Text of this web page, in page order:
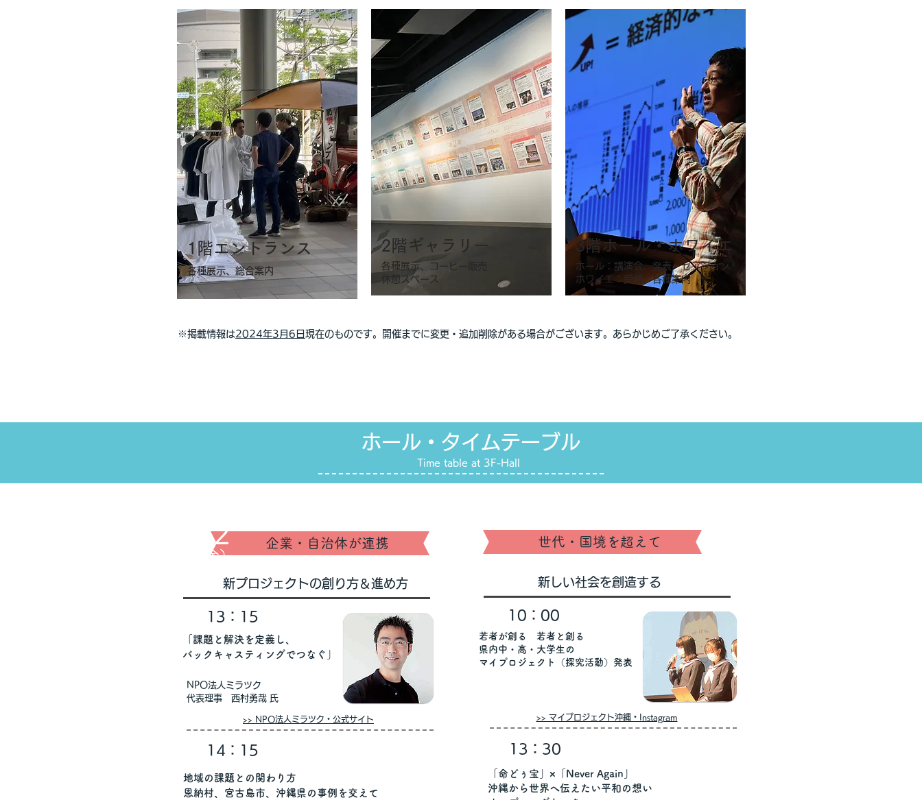
​1階エントランス
各種展示、総合案内
2階ギャラリー
各種展示、コーヒー販売
休憩スペース
​3階ホール・ホワイエ
ホール：講演会、発表・セッション
​ホワイエ：受付、各種案内
※掲載情報は2024年3月6日 現在のものです。開催までに変更・追加削除がある場合がございます。​あらかじめご了承ください。​
​ホール・タイムテーブル
Time table at 3F-Hall
企業・自治体が連携
​（金）
​（金）
​新プロジェクトの創り方＆進め方
13：15
「課題と解決を定義し、
バックキャスティングでつなぐ」
NPO法人ミラツク
代表理事 西村勇哉 氏
>> NPO法人ミラツク・公式サイト
14：15
地域の課題との関わり方
恩納村、宮古島市、沖縄県の事例を交えて
​3/22
​（金）
世代・国境を超えて
新しい社会を創造する
10：00
若者が創る 若者と創る
県内中・高・大学生の
マイプロジェクト（探究活動）発表
>> マイプロジェクト沖縄・Instagram
13：30
「命どぅ宝」×「Never Again」
沖縄から世界へ伝えたい平和の想い
​3/23